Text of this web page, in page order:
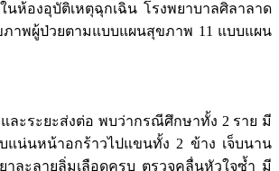
นห้องอุบัติเหตุฉุกเฉิน โรงพยาบาลศิลาลาด
ภาพผู้ป่วยตามแบบแผนสุขภาพ 11 แบบแผน
ละระยะส่งต่อ พบว่ากรณีศึกษาทั้ง 2 ราย มี
แน่นหน้าอกร้าวไปแขนทั้ง 2 ข้าง เจ็บนาน
าละลายลิ่มเลือดครบ ตรวจคลื่นหัวใจซ้ำ มี